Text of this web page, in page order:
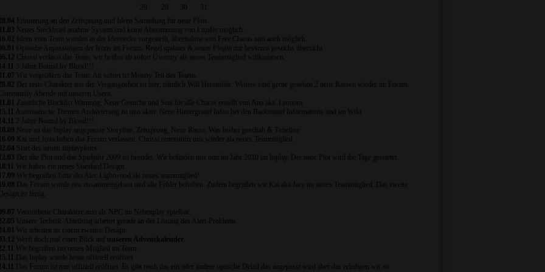
28
29
Erinnerung an den Zeitsprung und Ideen Sammlung für neue Plots.
31.03
Neues Steckbrief anahme System und keine Abstammung von Luzifer möglich.
16.02 Ideen vom Team wurden in der Ideenecke vorgestellt, übernahme von Free Charas nun auch möglich.
06.01
Optische Anpassungen der Icons im Forum. Regel updates & neues Plugin zur besseren gesuchs übersicht.
06.12 Chrissi verlässt das Team, wir heißen ab sofort Gwenny als neues Teammitglied willkommen.
14.11
3 Jahre Bound by Blood!!!
31.07 Wir vergrößern das Team. Ab sofort ist Monny Teil des Teams.
Der erste Charakter aus der Vergangenheit ist hier, nämlich Will Herondale. Weitere sind gerne gesehen.2 neue Rassen wieder im Forum.
Community Abende mit unseren Usern.
31.01
Zusätliche Blacklist Warnung, Neue Gesuche und Sets für alle Charas erstellt von Ana aka. Leonora.
15.11
Automatische Themen Archivierung ist nun aktiv. Neue Hintergrund Infos bei den Backround Informations und im Wiki.
14.11
2 Jahre Bound by Blood!!!
18.09
Neue an das Inplay angepasste Storyline, Zeitsprung, Neue Rasse, Was bisher geschah & Timeline
16.09
Kai und Jutta haben das Forum verlassen. Chrissi unterstützt uns wieder als neues Teammitglied
02.04 Start des neuen Inplayplotes.
12.03
Der alte Plot und das Spieljahr 2009 ist beendet. Wir befinden uns nun im Jahr 2010 im Inplay. Der neue Plot wird die Tage gestartet.
18.11
Wir haben ein neues Standard Design.
17.09 Wir begrüßen Jutta aka Alec Lightwood als neues teammitglied!
19.08
Das Forum wurde neu zusammengebaut und alle Fehler behoben. Zudem begrüßen wir Kai aka Jace im neues Teammitglied. Das zweite
Design ist fertig.
09.07 Verstorbene Charaktere nun als NPC im Nebenplay spielbar.
Unsere Technik-Abteilung arbeitet gerade an der Lösung des Alert-Problems.
Wir arbeiten an einem zweiten Design.
03.12 Werft doch mal einen Blick auf unseren Adventkalender
Wir begrüßen ein neues Mitglied im Team.
15.11
Das Inplay wurde heute offiziell eröffnet.
14.11
Das Forum ist nun offiziell eröffnet. Es gibt noch das ein oder andere optische Detail das angepasst wird aber das erledigen wir so